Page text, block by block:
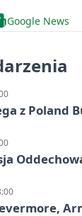
Google News
z Poland